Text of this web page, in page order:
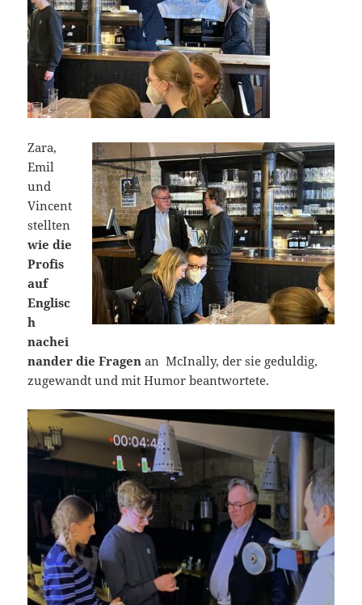
Zara,
Emil
und
Vincent
stellten
wie die
Profis
auf
Englisc
h
nachei
nander die Fragen an McInally, der sie geduldig,
zugewandt und mit Humor beantwortete.